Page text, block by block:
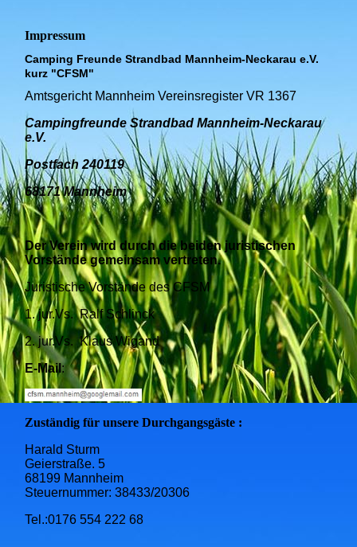
Impressum
Camping Freunde Strandbad Mannheim-Neckarau e.V.
kurz "CFSM"
Amtsgericht Mannheim Vereinsregister VR 1367
Campingfreunde Strandbad Mannheim-Neckarau
e.V.
Postfach 240119
68171 Mannheim
Der Verein wird durch die beiden juristischen
Vorstände gemeinsam vertreten.
Juristische Vorstände des CFSM
1. jur.Vs. Ralf Schlinck
2. jur.Vs. Klaus Wigand
E-Mail:
Zuständig für unsere Durchgangsgäste :
Harald Sturm
Geierstraße. 5
68199 Mannheim
Steuernummer: 38433/20306
Tel.:0176 554 222 68